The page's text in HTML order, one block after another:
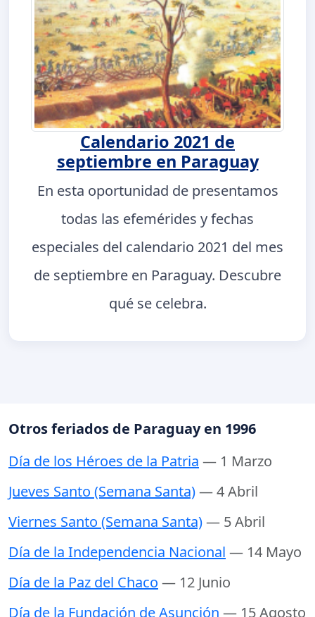
Calendario 2021 de
septiembre en Paraguay
En esta oportunidad de presentamos
todas las efemérides y fechas
especiales del calendario 2021 del mes
de septiembre en Paraguay. Descubre
qué se celebra.
Otros feriados de Paraguay en 1996
Día de los Héroes de la Patria — 1 Marzo
Jueves Santo (Semana Santa)— 4 Abril
Viernes Santo (Semana Santa)— 5 Abril
Día de la Independencia Nacional — 14 Mayo
Día de la Paz del Chaco — 12 Junio
Día de la Fundación de Asunción — 15 Agosto